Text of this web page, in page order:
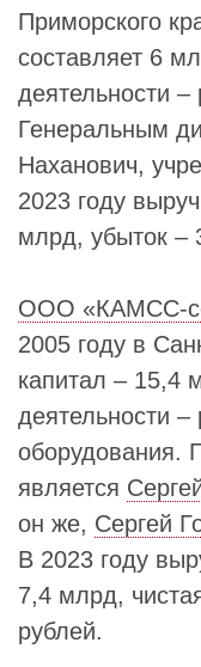
Приморского
составляет 6
деятельности –
Генеральным
Наханович,
2023 году
млрд, убыток –
ООО «КАМСС-
2005 году в
капитал – 15,4
деятельности
оборудования.
является
он же, Сергей
В 2023 году
7,4 млрд,
рублей.